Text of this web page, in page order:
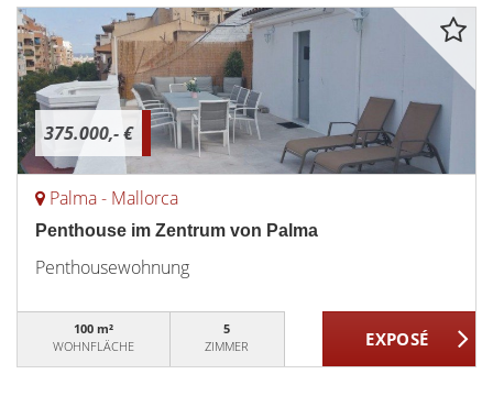
375.000,- €
Palma - Mallorca
Penthouse im Zentrum von Palma
Penthousewohnung
100 m²
WOHNFLÄCHE
5
ZIMMER